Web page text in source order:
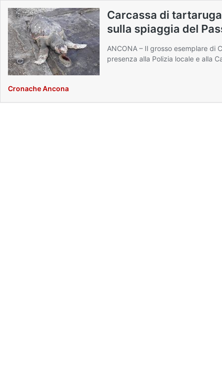
Carcassa di
sulla spiaggia del
ANCONA – Il grosso esemplare
presenza alla Polizia locale e alla
Cronache Ancona